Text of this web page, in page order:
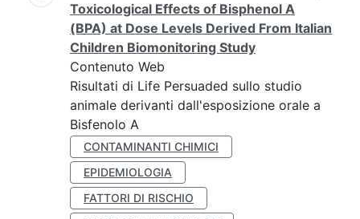
Toxicological Effects of Bisphenol A
(BPA) at Dose Levels Derived From Italian
Children Biomonitoring Study
Contenuto Web
Risultati di Life Persuaded sullo studio
animale derivanti dall'esposizione orale a
Bisfenolo A
CONTAMINANTI CHIMICI
EPIDEMIOLOGIA
FATTORI DI RISCHIO